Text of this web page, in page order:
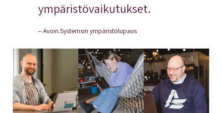
ympäristövaikutukset.
– Avoin.Systemsin ympäristölupaus